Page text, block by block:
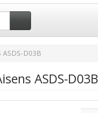
ASDS-D03B
ASDS-D03B